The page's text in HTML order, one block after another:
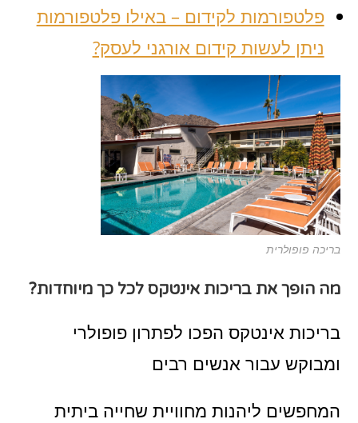
פלטפורמות לקידום – באילו פלטפורמות
ניתן לעשות קידום אורגני לעסק?
בריכה פופולרית
מה הופך את בריכות אינטקס לכל כך מיוחדות?
בריכות אינטקס הפכו לפתרון פופולרי
ומבוקש עבור אנשים רבים
המחפשים ליהנות מחוויית שחייה ביתית